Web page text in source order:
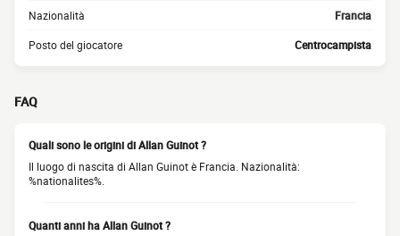
Nazionalità Francia
Posto del giocatore Centrocampista
FAQ
Quali sono le origini di Allan Guinot ?
Il luogo di nascita di Allan Guinot è Francia. Nazionalità:
%nationalites%.
Quanti anni ha Allan Guinot ?